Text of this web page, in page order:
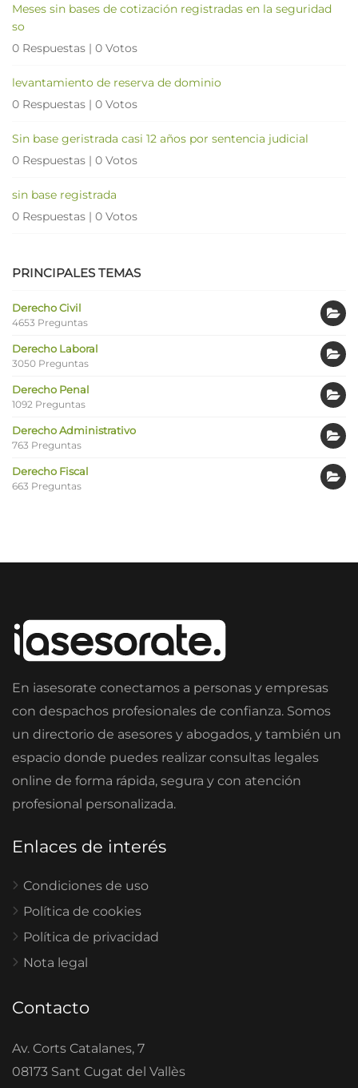
Meses sin bases de cotización registradas en la seguridad
so
0 Respuestas | 0 Votos
levantamiento de reserva de dominio
0 Respuestas | 0 Votos
Sin base geristrada casi 12 años por sentencia judicial
0 Respuestas | 0 Votos
sin base registrada
0 Respuestas | 0 Votos
PRINCIPALES TEMAS
Derecho Civil
4653 Preguntas
Derecho Laboral
3050 Preguntas
Derecho Penal
1092 Preguntas
Derecho Administrativo
763 Preguntas
Derecho Fiscal
663 Preguntas
En iasesorate conectamos a personas y empresas
con despachos profesionales de confianza. Somos
un directorio de asesores y abogados, y también un
espacio donde puedes realizar consultas legales
online de forma rápida, segura y con atención
profesional personalizada.
Enlaces de interés
Condiciones de uso
Política de cookies
Política de privacidad
Nota legal
Contacto
Av. Corts Catalanes, 7
08173 Sant Cugat del Vallès